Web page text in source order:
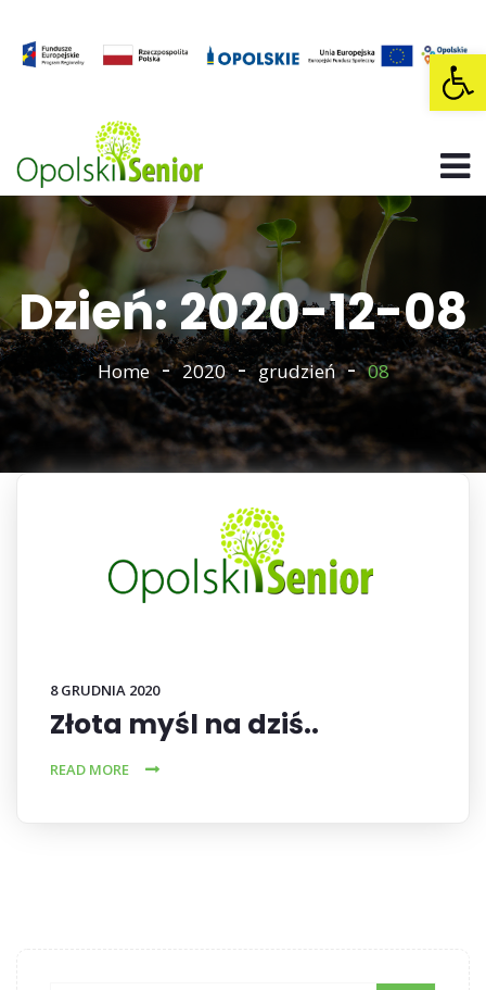
Dzień: 2020-12-08
Home 2020 grudzień 08
8 GRUDNIA 2020
Złota myśl na dziś..
READ MORE